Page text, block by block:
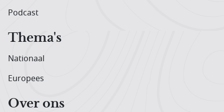
Podcast
Thema's
Nationaal
Europees
Over ons